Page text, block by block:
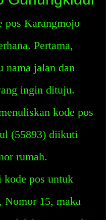
pos Karangmojo
Pertama,
nama jalan dan
ingin dituju.
kode pos
(55893) diikuti
rumah.
pos untuk
Nomor 15, maka